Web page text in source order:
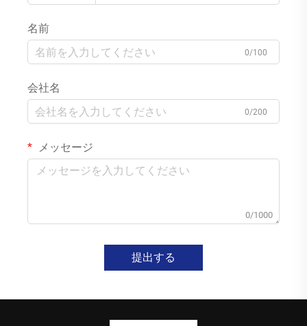
名前
0/100
会社名
0/200
メッセージ
0/1000
提出する